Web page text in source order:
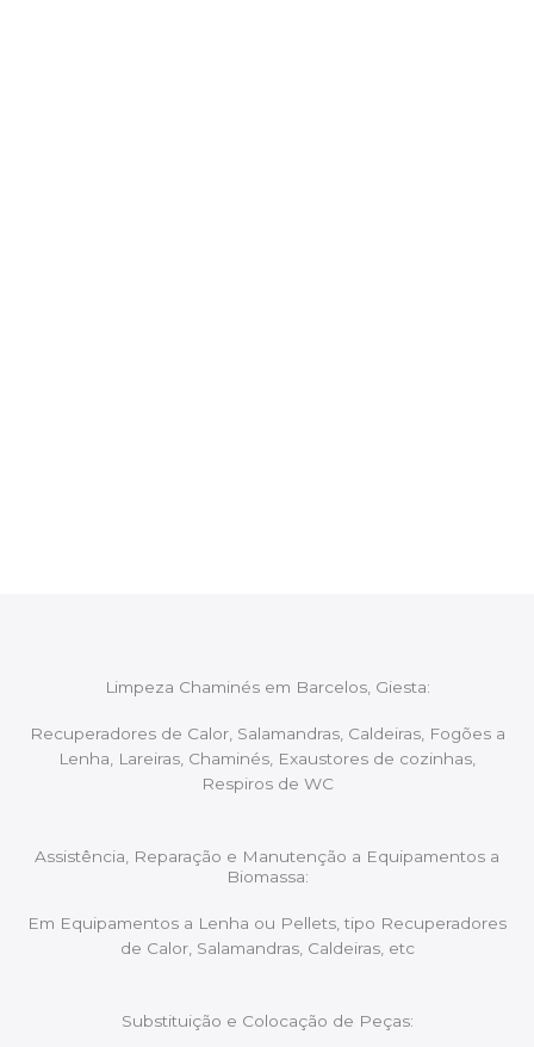
Limpeza Chaminés em Barcelos, Giesta:
Recuperadores de Calor, Salamandras, Caldeiras, Fogões a
Lenha, Lareiras, Chaminés, Exaustores de cozinhas,
Respiros de WC
Assistência, Reparação e Manutenção a Equipamentos a
Biomassa:
Em Equipamentos a Lenha ou Pellets, tipo Recuperadores
de Calor, Salamandras, Caldeiras, etc
Substituição e Colocação de Peças: